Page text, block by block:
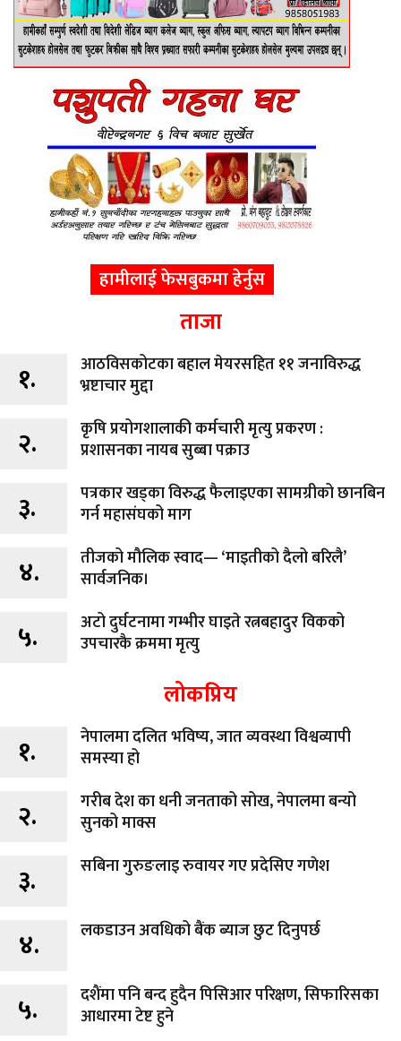
हामीलाई फेसबुकमा हेर्नुस
ताजा
१.
आठविसकोटका बहाल मेयरसहित ११ जनाविरुद्ध
भ्रष्टाचार मुद्दा
२.
कृषि प्रयोगशालाकी कर्मचारी मृत्यु प्रकरण :
प्रशासनका नायब सुब्बा पक्राउ
३.
पत्रकार खड्का विरुद्ध फैलाइएका सामग्रीको छानबिन
गर्न महासंघको माग
४.
तीजको मौलिक स्वाद— ‘माइतीको दैलो बरिलै’
सार्वजनिक।
५.
अटो दुर्घटनामा गम्भीर घाइते रत्नबहादुर विकको
उपचारकै क्रममा मृत्यु
लोकप्रिय
१.
नेपालमा दलित भविष्य, जात व्यवस्था विश्वव्यापी
समस्या हो
२.
गरीब देश का धनी जनताको सोख, नेपालमा बन्यो
सुनको माक्स
३. सबिना गुरुङलाइ रुवायर गए प्रदेसिए गणेश
४. लकडाउन अवधिको बैंक ब्याज छुट दिनुपर्छ
५.
दशैंमा पनि बन्द हुदैन पिसिआर परिक्षण, सिफारिसका
आधारमा टेष्ट हुने